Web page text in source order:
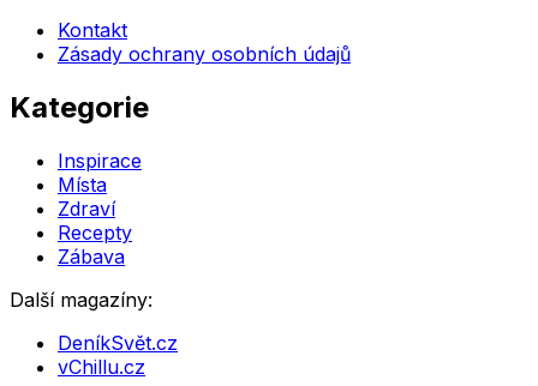
Kontakt
Zásady ochrany osobních údajů
Kategorie
Inspirace
Místa
Zdraví
Recepty
Zábava
Další magazíny:
DeníkSvět.cz
vChillu.cz